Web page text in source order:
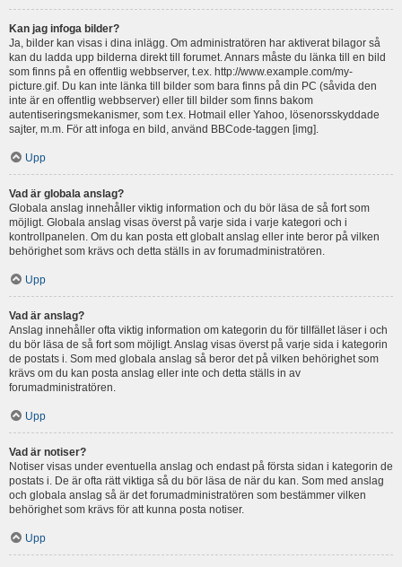
Kan jag infoga bilder?
Ja, bilder kan visas i dina inlägg. Om administratören har aktiverat bilagor så
kan du ladda upp bilderna direkt till forumet. Annars måste du länka till en bild
som finns på en offentlig webbserver, t.ex. http://www.example.com/my-
picture.gif. Du kan inte länka till bilder som bara finns på din PC (såvida den
inte är en offentlig webbserver) eller till bilder som finns bakom
autentiseringsmekanismer, som t.ex. Hotmail eller Yahoo, lösenorsskyddade
sajter, m.m. För att infoga en bild, använd BBCode-taggen [img].
Upp
Vad är globala anslag?
Globala anslag innehåller viktig information och du bör läsa de så fort som
möjligt. Globala anslag visas överst på varje sida i varje kategori och i
kontrollpanelen. Om du kan posta ett globalt anslag eller inte beror på vilken
behörighet som krävs och detta ställs in av forumadministratören.
Upp
Vad är anslag?
Anslag innehåller ofta viktig information om kategorin du för tillfället läser i och
du bör läsa de så fort som möjligt. Anslag visas överst på varje sida i kategorin
de postats i. Som med globala anslag så beror det på vilken behörighet som
krävs om du kan posta anslag eller inte och detta ställs in av
forumadministratören.
Upp
Vad är notiser?
Notiser visas under eventuella anslag och endast på första sidan i kategorin de
postats i. De är ofta rätt viktiga så du bör läsa de när du kan. Som med anslag
och globala anslag så är det forumadministratören som bestämmer vilken
behörighet som krävs för att kunna posta notiser.
Upp